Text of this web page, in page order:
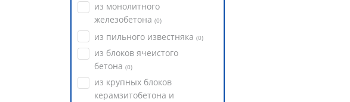
из монолитного
железобетона (0)
из пильного известняка (0)
из блоков ячеистого
бетона (0)
из крупных блоков
керамзитобетона и